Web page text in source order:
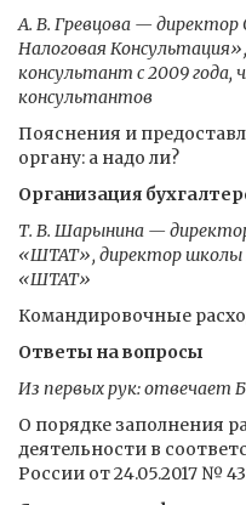
А. В. Гревцова —
Налоговая
консультант с 2009 года,
консультантов
Пояснения и
органу: а надо ли?
Организация
Т. В. Шарынина —
«ШТАТ», директор школы
«ШТАТ»
Командировочные
Ответы на вопросы
Из первых рук: отвечает
О порядке заполнения
деятельности в
России от 24.05.2017 №